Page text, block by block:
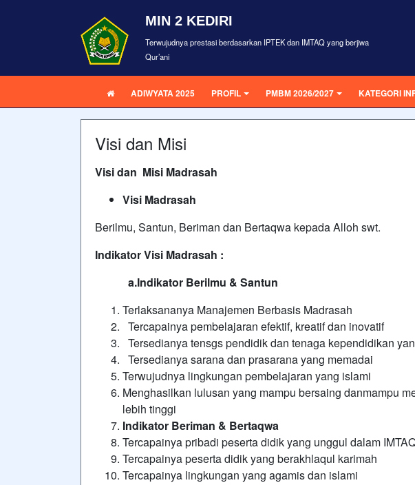
MIN 2 KEDIRI
Terwujudnya prestasi berdasarkan IPTEK dan IMTAQ yang berjiwa
Qur’ani
ADIWYATA 2025 PROFIL PMBM 2026/2027 KATEGORI
Visi dan Misi
Visi dan Misi Madrasah
Visi Madrasah
Berilmu, Santun, Beriman dan Bertaqwa kepada Alloh swt.
Indikator Visi Madrasah :
a.Indikator Berilmu & Santun
Terlaksananya Manajemen Berbasis Madrasah
Tercapainya pembelajaran efektif, kreatif dan inovatif
Tersedianya tensgs pendidik dan tenaga kependidikan
Tersedianya sarana dan prasarana yang memadai
Terwujudnya lingkungan pembelajaran yang islami
Menghasilkan lulusan yang mampu bersaing danmampu
lebih tinggi
Indikator Beriman & Bertaqwa
Tercapainya pribadi peserta didik yang unggul dalam
Tercapainya peserta didik yang berakhlaqul karimah
Tercapainya lingkungan yang agamis dan islami